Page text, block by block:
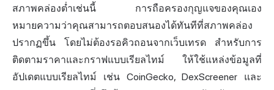
สภาพคล่องต่ำเช่นนี้ การถือครองกุญแจของคุณเอง
หมายความว่าคุณสามารถตอบสนองได้ทันทีที่สภาพคล่อง
ปรากฏขึ้น โดยไม่ต้องรอคิวถอนจากเว็บเทรด สำหรับการ
ติดตามราคาและกราฟแบบเรียลไทม์ ให้ใช้แหล่งข้อมูลที่
อัปเดตแบบเรียลไทม์ เช่น CoinGecko, DexScreener และ